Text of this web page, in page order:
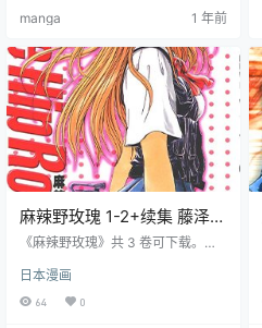
manga 1 年前
麻辣野玫瑰 1-2+续集 藤泽亨
漫画全集下载
《麻辣野玫瑰》共 3 卷可下载。讲
学生晚上特工，与搭档鬼道恭二对
抗 “ALICE”，试图揭真相，漫画充满
日本漫画
64 0